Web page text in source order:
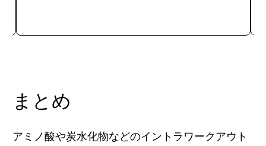
まとめ
アミノ酸や炭水化物などのイントラワークアウト